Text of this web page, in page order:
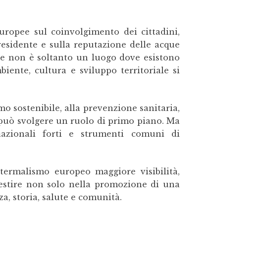
sul coinvolgimento dei cittadini,
e sulla reputazione delle acque
non è soltanto un luogo dove esistono
cultura e sviluppo territoriale si
sostenibile, alla prevenzione sanitaria,
svolgere un ruolo di primo piano. Ma
forti e strumenti comuni di
europeo maggiore visibilità,
non solo nella promozione di una
storia, salute e comunità.